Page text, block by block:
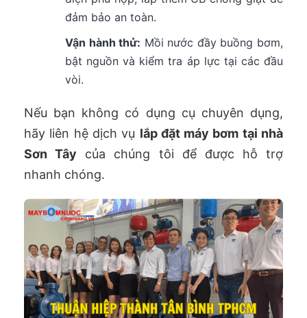
đảm bảo an toàn.
Vận hành thử: Mồi nước đầy buồng bơm,
bật nguồn và kiểm tra áp lực tại các đầu
vòi.
Nếu bạn không có dụng cụ chuyên dụng,
hãy liên hệ dịch vụ lắp đặt máy bơm tại nhà
Sơn Tây của chúng tôi để được hỗ trợ
nhanh chóng.